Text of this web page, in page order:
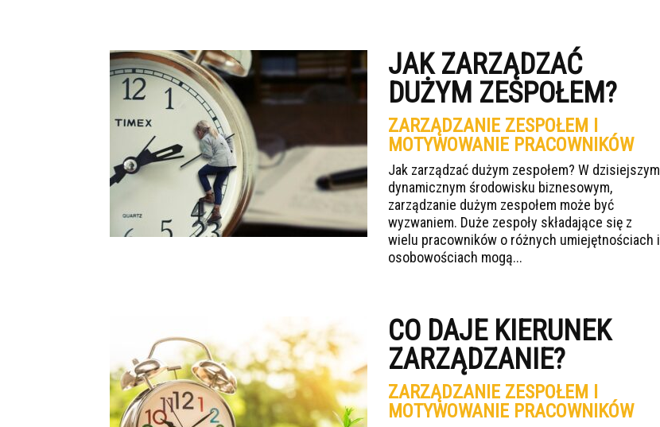
JAK ZARZĄDZAĆ
DUŻYM ZESPOŁEM?
ZARZĄDZANIE ZESPOŁEM I
MOTYWOWANIE PRACOWNIKÓW
Jak zarządzać dużym zespołem? W dzisiejszym
dynamicznym środowisku biznesowym,
zarządzanie dużym zespołem może być
wyzwaniem. Duże zespoły składające się z
wielu pracowników o różnych umiejętnościach i
osobowościach mogą...
CO DAJE KIERUNEK
ZARZĄDZANIE?
ZARZĄDZANIE ZESPOŁEM I
MOTYWOWANIE PRACOWNIKÓW